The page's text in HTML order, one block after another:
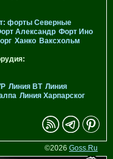
форты Северные
Александр Форт Ино
Ханко Ваксхольм
Линия ВТ Линия
Линия Харпарског
©2026 Goss.Ru